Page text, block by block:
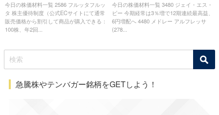
今日の株価材料一覧 2586 フルッタフルッ
タ 株主優待制度（公式ECサイトにて通常
販売価格から割引して商品が購入できる：
100株、年2回...
今日の株価材料一覧 3480 ジェイ・エス・
ビー 今期経常は3％増で12期連続最高益、
6円増配へ 4480 メドレー アルフレッサ
(278...
急騰株やテンバガー銘柄をGETしよう！